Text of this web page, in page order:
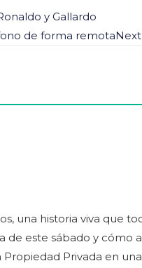
y Gallardo
de forma remotaNext
una historia viva que
de este sábado y cómo
Privada en